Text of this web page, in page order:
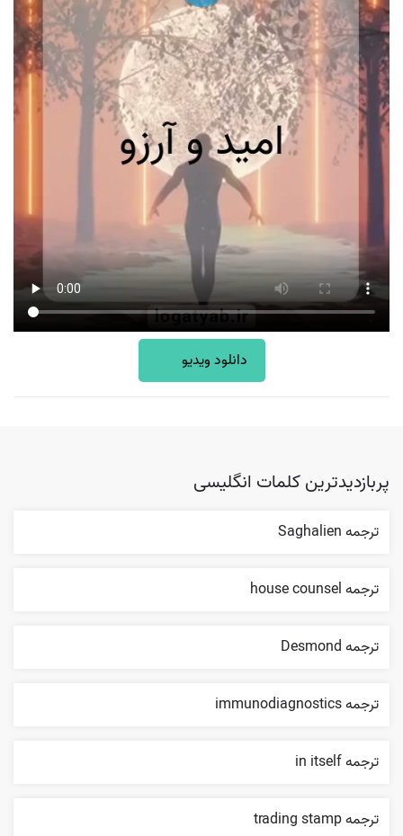
دانلود ویدیو
پربازدیدترین کلمات انگلیسی
ترجمه Saghalien
ترجمه house counsel
ترجمه Desmond
ترجمه immunodiagnostics
ترجمه in itself
ترجمه trading stamp